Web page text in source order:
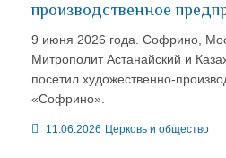
производственное
9 июня 2026 года. Софрино,
Митрополит Астанайский и
посетил художественно-
«Софрино».
11.06.2026 Церковь и общество